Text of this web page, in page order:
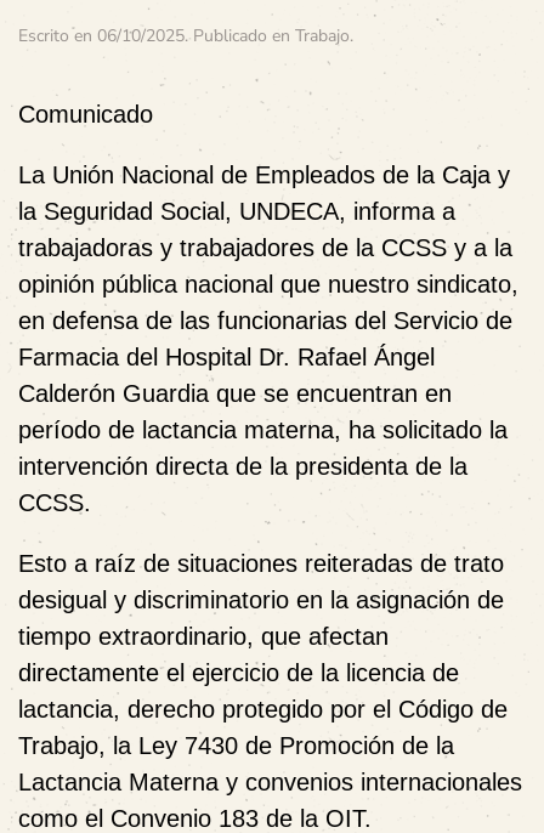
Escrito en 06/10/2025. Publicado en Trabajo.
Comunicado
La Unión Nacional de Empleados de la Caja y
la Seguridad Social, UNDECA, informa a
trabajadoras y trabajadores de la CCSS y a la
opinión pública nacional que nuestro sindicato,
en defensa de las funcionarias del Servicio de
Farmacia del Hospital Dr. Rafael Ángel
Calderón Guardia que se encuentran en
período de lactancia materna, ha solicitado la
intervención directa de la presidenta de la
CCSS.
Esto a raíz de situaciones reiteradas de trato
desigual y discriminatorio en la asignación de
tiempo extraordinario, que afectan
directamente el ejercicio de la licencia de
lactancia, derecho protegido por el Código de
Trabajo, la Ley 7430 de Promoción de la
Lactancia Materna y convenios internacionales
como el Convenio 183 de la OIT.